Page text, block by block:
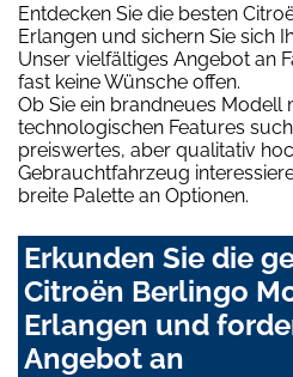
Entdecken Sie die besten
Erlangen und sichern Sie sich
Unser vielfältiges Angebot an
fast keine Wünsche offen.
Ob Sie ein brandneues Modell
technologischen Features
preiswertes, aber qualitativ
Gebrauchtfahrzeug
breite Palette an Optionen.
Erkunden Sie die
Citroën Berlingo
Erlangen und
Angebot an